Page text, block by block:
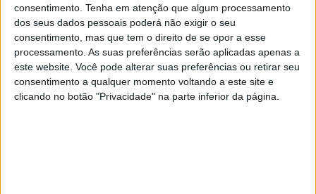
consentimento. Tenha em atenção que algum processamento
dos seus dados pessoais poderá não exigir o seu
consentimento, mas que tem o direito de se opor a esse
processamento. As suas preferências serão aplicadas apenas a
este website. Você pode alterar suas preferências ou retirar seu
consentimento a qualquer momento voltando a este site e
clicando no botão "Privacidade" na parte inferior da página.
– EM 532.1 – Monte da Pedra – Crato;
– EN 244 – Junto à Fabrica de Cortiça “Amorim” –
Ponte de Sor;